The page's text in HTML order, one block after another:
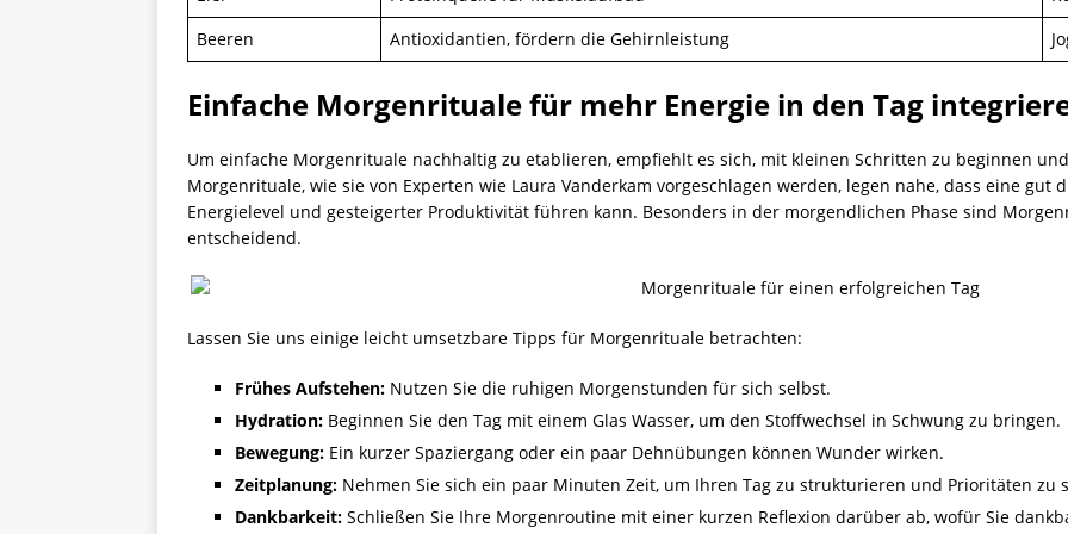
Beeren
Antioxidantien, fördern die Gehirnleistung
Einfache Morgenrituale für mehr Energie in den Tag
Um einfache Morgenrituale nachhaltig zu etablieren, empfiehlt es sich, mit kleinen Schritten zu beginnen
Morgenrituale, wie sie von Experten wie Laura Vanderkam vorgeschlagen werden, legen nahe, dass eine gut
Energielevel und gesteigerter Produktivität führen kann. Besonders in der morgendlichen Phase sind
entscheidend.
Lassen Sie uns einige leicht umsetzbare Tipps für Morgenrituale betrachten:
Frühes Aufstehen: Nutzen Sie die ruhigen Morgenstunden für sich selbst.
Hydration: Beginnen Sie den Tag mit einem Glas Wasser, um den Stoffwechsel in Schwung zu bringen.
Bewegung: Ein kurzer Spaziergang oder ein paar Dehnübungen können Wunder wirken.
Zeitplanung: Nehmen Sie sich ein paar Minuten Zeit, um Ihren Tag zu strukturieren und Prioritäten zu
Dankbarkeit: Schließen Sie Ihre Morgenroutine mit einer kurzen Reflexion darüber ab, wofür Sie